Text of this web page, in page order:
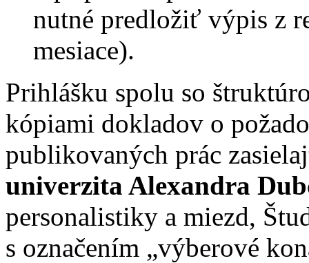
nutné predložiť výpis z
mesiace).
Prihlášku spolu so
kópiami dokladov o
publikovaných prác
univerzita Alexandra
personalistiky a miezd,
s označením „výberové